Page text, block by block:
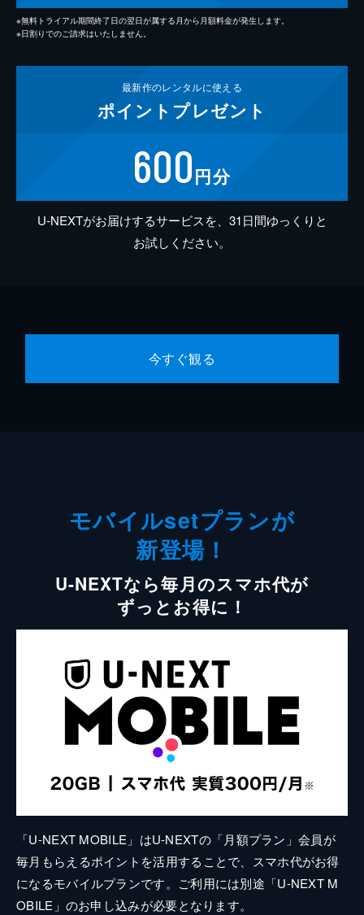
※無料トライアル期間終了日の翌日が属する月から月額料金が発生します。
※日割りでのご請求はいたしません。
最新作のレンタルに使える
ポイント プレゼント
600円分
U-NEXTがお届けするサービスを、31日間ゆっくりと
お試しください。
今すぐ観る
モバイルsetプランが
新登場！
U-NEXTなら毎月のスマホ代が
ずっとお得に！
「U-NEXT MOBILE」はU-NEXTの「月額プラン」会員が
毎月もらえるポイントを活用することで、スマホ代がお得
になるモバイルプランです。ご利用には別途「U-NEXT M
OBILE」のお申し込みが必要となります。